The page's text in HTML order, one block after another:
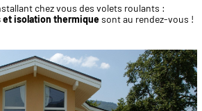
chez vous des volets roulants :
isolation thermiquesont au rendez-vous !